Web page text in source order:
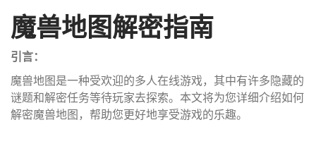
魔兽地图解密指南
引言：
魔兽地图是一种受欢迎的多人在线游戏，其中有许多隐藏的
谜题和解密任务等待玩家去探索。本文将为您详细介绍如何
解密魔兽地图，帮助您更好地享受游戏的乐趣。